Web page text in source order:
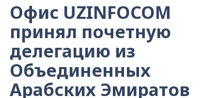
Офис UZINFOCOM
принял почетную
делегацию из
Объединенных
Арабских Эмиратов